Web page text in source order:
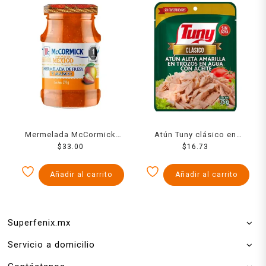
Mermelada McCormick
Sabores de México fresa y
$ 33.00
Añadir al carrito
Atún Tuny clásico en
aceite 85 g
$16.73
Añadir al carrito
Superfenix.mx
Servicio a domicilio